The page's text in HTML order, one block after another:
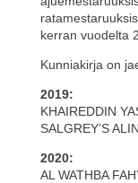
kerran vuodelta
Kunniakirja on
2019:
KHAIREDDIN
SALGREY’S
2020:
AL WATHBA